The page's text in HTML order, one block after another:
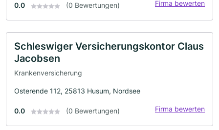
0.0 (0 Bewertungen) Firma bewerten
Schleswiger Versicherungskontor Claus
Jacobsen
Krankenversicherung
Osterende 112, 25813 Husum, Nordsee
0.0 (0 Bewertungen) Firma bewerten